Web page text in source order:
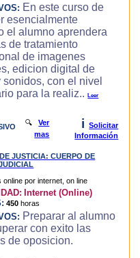
En este curso de
esencialmente
el alumno aprendera
de tratamiento
de imagenes
edicion digital de
sonidos, con el nivel
para la realiz..Leer
🔍Ver
mas
i
Solicitar
Información
JUSTICIA: CUERPO DE
Internet (Online)
450 horas
Preparar al alumno
con exito las
de oposicion.